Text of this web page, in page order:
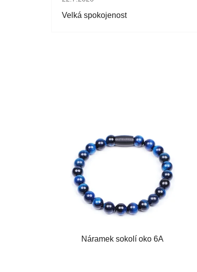
Velká spokojenost
Náramek sokolí oko 6A